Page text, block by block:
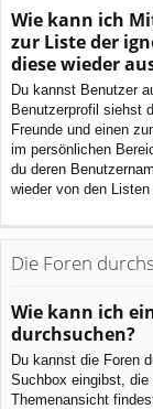
Wie kann ich
zur Liste der
diese wieder
Du kannst Benutzer
Benutzerprofil siehst
Freunde und einen
im persönlichen
du deren
wieder von den Listen
Die Foren
Wie kann ich
durchsuchen?
Du kannst die Foren
Suchbox eingibst, die
Themenansicht